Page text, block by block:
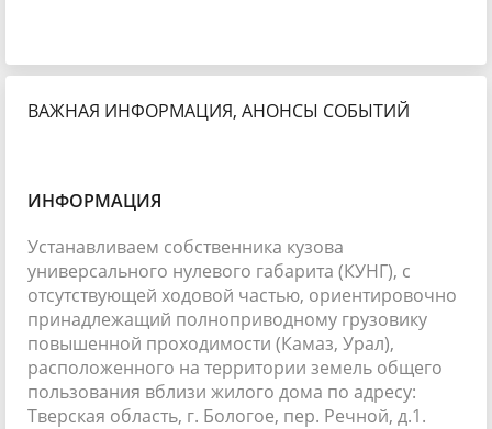
ВАЖНАЯ ИНФОРМАЦИЯ, АНОНСЫ СОБЫТИЙ
ИНФОРМАЦИЯ
Устанавливаем собственника кузова
универсального нулевого габарита (КУНГ), с
отсутствующей ходовой частью, ориентировочно
принадлежащий полноприводному грузовику
повышенной проходимости (Камаз, Урал),
расположенного на территории земель общего
пользования вблизи жилого дома по адресу:
Тверская область, г. Бологое, пер. Речной, д.1.